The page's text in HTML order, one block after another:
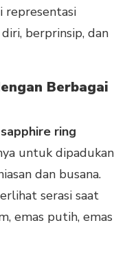
representasi
berprinsip, dan
Berbagai
ring
untuk dipadukan
dan busana.
serasi saat
emas putih, emas